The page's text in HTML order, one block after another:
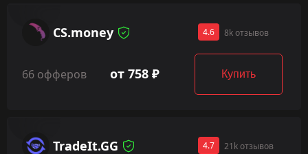
CS.money 4.6 8k отзывов
66 офферов от 758 ₽ Купить
TradeIt.GG 4.7 21k отзывов